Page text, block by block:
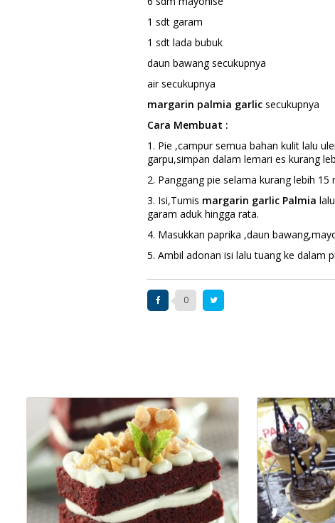
1 sdt garam
1 sdt lada bubuk
daun bawang secukupnya
air secukupnya
margarin palmia garlic secukupnya
Cara Membuat :
1. Pie ,campur semua bahan kulit lalu
garpu,simpan dalam lemari es kurang
2. Panggang pie selama kurang lebih
3. Isi,Tumis margarin garlic Palmia
garam aduk hingga rata.
4. Masukkan paprika ,daun
5. Ambil adonan isi lalu tuang ke dalam
0